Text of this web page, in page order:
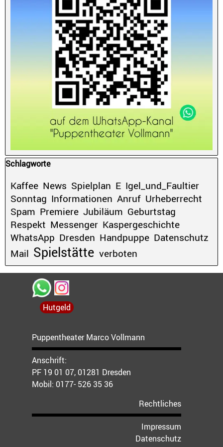
Block überspringen Schlagworte
Schlagworte
Kaffee News Spielplan E Igel_und_Faultier
Sonntag Informationen Anruf Urheberrecht
Spam Premiere Jubiläum Geburtstag
Respekt Messenger Kaspergeschichte
WhatsApp Dresden Handpuppe Datenschutz
Mail Spielstätte verboten
Puppentheater Marco Vollmann
Anschrift:
PF 19 01 07, 01281 Dresden
Mobil: 0177- 526 35 36
Rechtliches
Impressum
Datenschutz
Hutgeld